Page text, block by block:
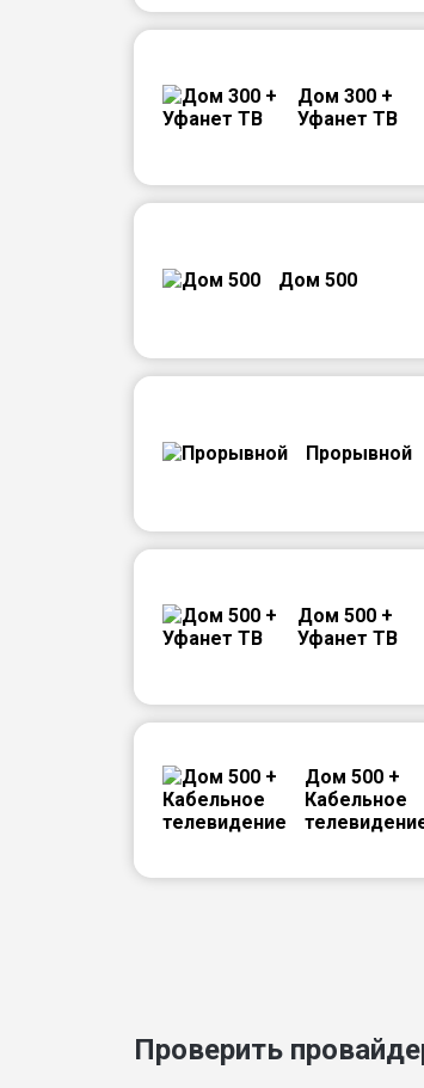
Дом 300 +
Уфанет ТВ
Дом 500
Прорывной
Дом 500 +
Уфанет ТВ
Дом 500 +
Кабельное
Проверить